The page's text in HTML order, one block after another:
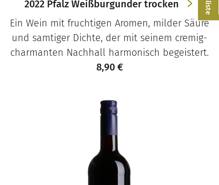
2022 Pfalz Weißburgunder trocken
Ein Wein mit fruchtigen Aromen, milder Säure
und samtiger Dichte, der mit seinem cremig-
charmanten Nachhall harmonisch begeistert.
8,90 €